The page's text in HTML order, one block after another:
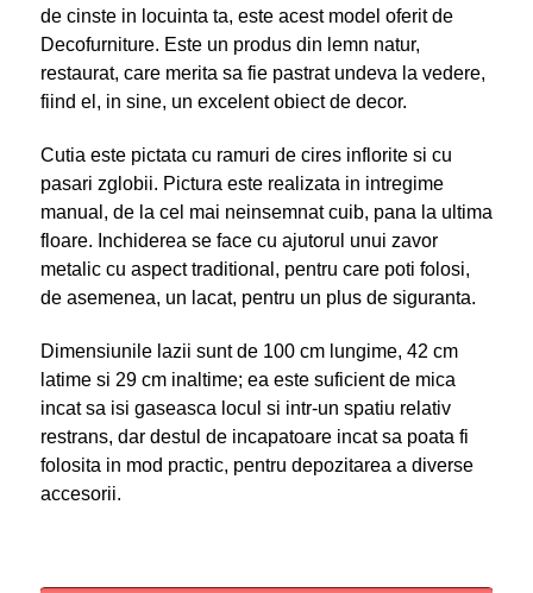
de cinste in locuinta ta, este acest model oferit de
Decofurniture. Este un produs din lemn natur,
restaurat, care merita sa fie pastrat undeva la vedere,
fiind el, in sine, un excelent obiect de decor.
Cutia este pictata cu ramuri de cires inflorite si cu
pasari zglobii. Pictura este realizata in intregime
manual, de la cel mai neinsemnat cuib, pana la ultima
floare. Inchiderea se face cu ajutorul unui zavor
metalic cu aspect traditional, pentru care poti folosi,
de asemenea, un lacat, pentru un plus de siguranta.
Dimensiunile lazii sunt de 100 cm lungime, 42 cm
latime si 29 cm inaltime; ea este suficient de mica
incat sa isi gaseasca locul si intr-un spatiu relativ
restrans, dar destul de incapatoare incat sa poata fi
folosita in mod practic, pentru depozitarea a diverse
accesorii.